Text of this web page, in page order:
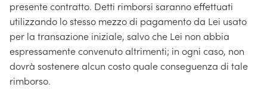
presente contratto. Detti rimborsi saranno effettuati
utilizzando lo stesso mezzo di pagamento da Lei usato
per la transazione iniziale, salvo che Lei non abbia
espressamente convenuto altrimenti; in ogni caso, non
dovrà sostenere alcun costo quale conseguenza di tale
rimborso.